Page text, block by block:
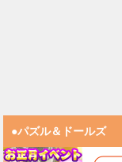
●パズル＆ドールズ